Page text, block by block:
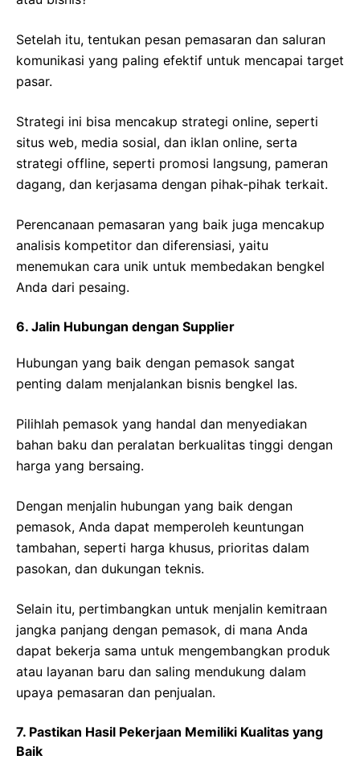
Setelah itu, tentukan pesan pemasaran dan saluran
komunikasi yang paling efektif untuk mencapai target
pasar.
Strategi ini bisa mencakup strategi online, seperti
situs web, media sosial, dan iklan online, serta
strategi offline, seperti promosi langsung, pameran
dagang, dan kerjasama dengan pihak-pihak terkait.
Perencanaan pemasaran yang baik juga mencakup
analisis kompetitor dan diferensiasi, yaitu
menemukan cara unik untuk membedakan bengkel
Anda dari pesaing.
6. Jalin Hubungan dengan Supplier
Hubungan yang baik dengan pemasok sangat
penting dalam menjalankan bisnis bengkel las.
Pilihlah pemasok yang handal dan menyediakan
bahan baku dan peralatan berkualitas tinggi dengan
harga yang bersaing.
Dengan menjalin hubungan yang baik dengan
pemasok, Anda dapat memperoleh keuntungan
tambahan, seperti harga khusus, prioritas dalam
pasokan, dan dukungan teknis.
Selain itu, pertimbangkan untuk menjalin kemitraan
jangka panjang dengan pemasok, di mana Anda
dapat bekerja sama untuk mengembangkan produk
atau layanan baru dan saling mendukung dalam
upaya pemasaran dan penjualan.
7. Pastikan Hasil Pekerjaan Memiliki Kualitas yang
Baik